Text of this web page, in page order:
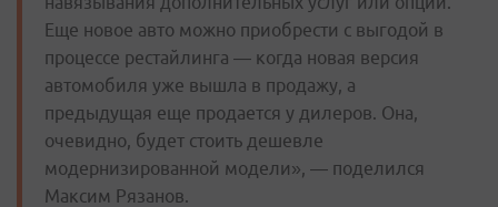
Еще новое авто можно приобрести с выгодой в
процессе рестайлинга — когда новая версия
автомобиля уже вышла в продажу, а
предыдущая еще продается у дилеров. Она,
очевидно, будет стоить дешевле
модернизированной модели», — поделился
Максим Рязанов.